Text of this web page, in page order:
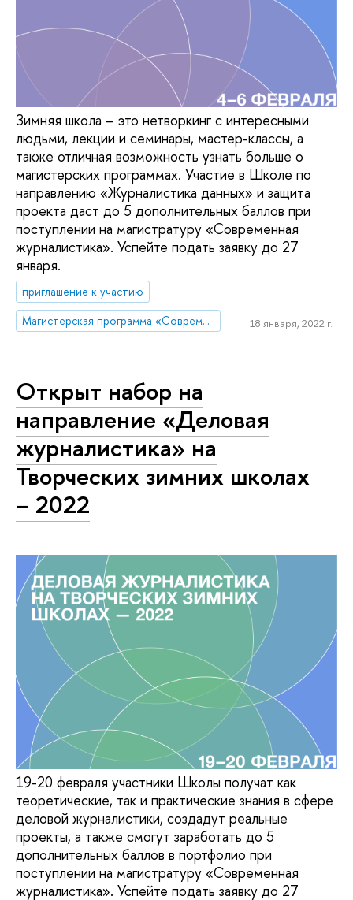
Зимняя школа – это нетворкинг с интересными
людьми, лекции и семинары, мастер-классы, а
также отличная возможность узнать больше о
магистерских программах. Участие в Школе по
направлению «Журналистика данных» и защита
проекта даст до 5 дополнительных баллов при
поступлении на магистратуру «Современная
журналистика». Успейте подать заявку до 27
января.
приглашение к участию
Магистерская программа «Современная журналистика»
18 января, 2022 г.
Открыт набор на
направление «Деловая
журналистика» на
Творческих зимних школах
– 2022
19-20 февраля участники Школы получат как
теоретические, так и практические знания в сфере
деловой журналистики, создадут реальные
проекты, а также смогут заработать до 5
дополнительных баллов в портфолио при
поступлении на магистратуру «Современная
журналистика». Успейте подать заявку до 27